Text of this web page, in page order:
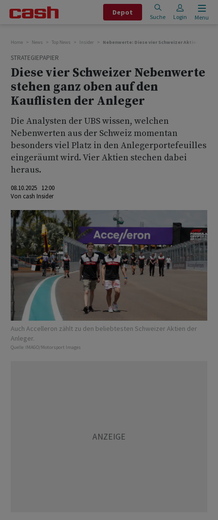
Depot
Suche Login Menu
Home News Top News Insider Nebenwerte: Diese vier Schweizer Aktien
STRATEGIEPAPIER
Diese vier Schweizer Nebenwerte
stehen ganz oben auf den
Kauflisten der Anleger
Die Analysten der UBS wissen, welchen
Nebenwerten aus der Schweiz momentan
besonders viel Platz in den Anlegerportefeuilles
eingeräumt wird. Vier Aktien stechen dabei
heraus.
08.10.2025 12:00
Von cash Insider
Auch Accelleron zählt zu den beliebtesten Schweizer Aktien der
Anleger.
Quelle: IMAGO/Motorsport Images